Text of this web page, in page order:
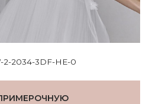
2-2034-3DF-HE-0